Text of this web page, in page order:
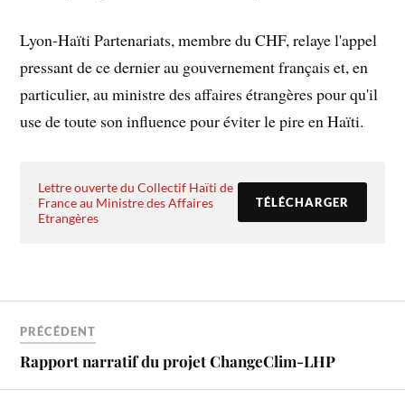
Lyon-Haïti Partenariats, membre du CHF, relaye l'appel
pressant de ce dernier au gouvernement français et, en
particulier, au ministre des affaires étrangères pour qu'il
use de toute son influence pour éviter le pire en Haïti.
Lettre ouverte du Collectif Haïti de
France au Ministre des Affaires
Etrangères
TÉLÉCHARGER
PRÉCÉDENT
Rapport narratif du projet ChangeClim-LHP